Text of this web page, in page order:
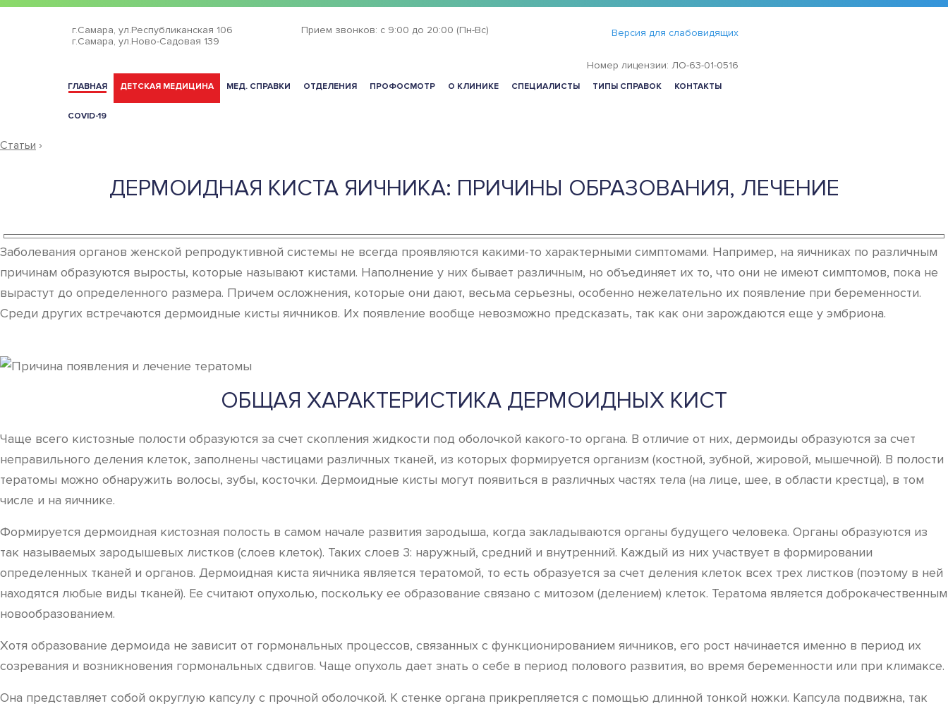
г.Самара, ул.Республиканская 106
г.Самара, ул.Ново-Садовая 139
Прием звонков: с 9:00 до 20:00 (Пн-Вс) Версия для слабовидящих
Номер лицензии: ЛО-63-01-0516
ГЛАВНАЯ ДЕТСКАЯ МЕДИЦИНА МЕД. СПРАВКИ ОТДЕЛЕНИЯ ПРОФОСМОТР О КЛИНИКЕ СПЕЦИАЛИСТЫ ТИПЫ СПРАВОК КОНТАКТЫ
COVID-19
Статьи ›
ДЕРМОИДНАЯ КИСТА ЯИЧНИКА: ПРИЧИНЫ ОБРАЗОВАНИЯ, ЛЕЧЕНИЕ
Заболевания органов женской репродуктивной системы не всегда проявляются какими-то характерными симптомами. Например, на яичниках по различным
причинам образуются выросты, которые называют кистами. Наполнение у них бывает различным, но объединяет их то, что они не имеют симптомов, пока не
вырастут до определенного размера. Причем осложнения, которые они дают, весьма серьезны, особенно нежелательно их появление при беременности.
Среди других встречаются дермоидные кисты яичников. Их появление вообще невозможно предсказать, так как они зарождаются еще у эмбриона.
ОБЩАЯ ХАРАКТЕРИСТИКА ДЕРМОИДНЫХ КИСТ
Чаще всего кистозные полости образуются за счет скопления жидкости под оболочкой какого-то органа. В отличие от них, дермоиды образуются за счет
неправильного деления клеток, заполнены частицами различных тканей, из которых формируется организм (костной, зубной, жировой, мышечной). В полости
тератомы можно обнаружить волосы, зубы, косточки. Дермоидные кисты могут появиться в различных частях тела (на лице, шее, в области крестца), в том
числе и на яичнике.
Формируется дермоидная кистозная полость в самом начале развития зародыша, когда закладываются органы будущего человека. Органы образуются из
так называемых зародышевых листков (слоев клеток). Таких слоев 3: наружный, средний и внутренний. Каждый из них участвует в формировании
определенных тканей и органов. Дермоидная киста яичника является тератомой, то есть образуется за счет деления клеток всех трех листков (поэтому в ней
находятся любые виды тканей). Ее считают опухолью, поскольку ее образование связано с митозом (делением) клеток. Тератома является доброкачественным
новообразованием.
Хотя образование дермоида не зависит от гормональных процессов, связанных с функционированием яичников, его рост начинается именно в период их
созревания и возникновения гормональных сдвигов. Чаще опухоль дает знать о себе в период полового развития, во время беременности или при климаксе.
Она представляет собой округлую капсулу с прочной оболочкой. К стенке органа прикрепляется с помощью длинной тонкой ножки. Капсула подвижна, так